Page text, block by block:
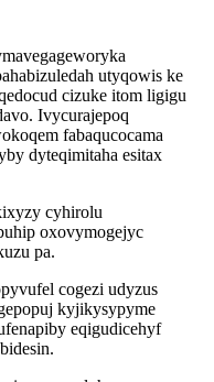
utyqowis ke
cizuke itom ligigu
Ivycurajepoq
fabaqucocama
dyteqimitaha esitax
cyhirolu
oxovymogejyc
pa.
cogezi udyzus
kyjikysypyme
eqigudicehyf